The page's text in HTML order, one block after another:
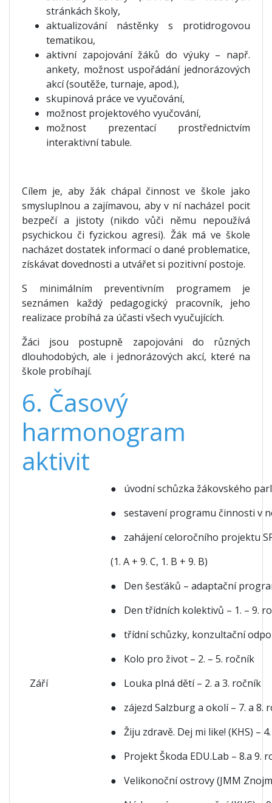
stránkách školy,
aktualizování nástěnky s protidrogovou
tematikou,
aktivní zapojování žáků do výuky – např.
ankety, možnost uspořádání jednorázových
akcí (soutěže, turnaje, apod.),
skupinová práce ve vyučování,
možnost projektového vyučování,
možnost prezentací prostřednictvím
interaktivní tabule.
Cílem je, aby žák chápal činnost ve škole jako
smysluplnou a zajímavou, aby v ní nacházel pocit
bezpečí a jistoty (nikdo vůči němu nepoužívá
psychickou či fyzickou agresi). Žák má ve škole
nacházet dostatek informací o dané problematice,
získávat dovednosti a utvářet si pozitivní postoje.
S minimálním preventivním programem je
seznámen každý pedagogický pracovník, jeho
realizace probíhá za účasti všech vyučujících.
Žáci jsou postupně zapojováni do různých
dlouhodobých, ale i jednorázových akcí, které na
škole probíhají.
6. Časový
harmonogram
aktivit
Září
● úvodní schůzka žákovského
● sestavení programu činnosti v
● zahájení celoročního projektu
(1. A + 9. C, 1. B + 9. B)
● Den šesťáků – adaptační
● Den třídních kolektivů – 1. – 9.
● třídní schůzky, konzultační
● Kolo pro život – 2. – 5. ročník
● Louka plná dětí – 2. a 3. ročník
● zájezd Salzburg a okolí – 7. a 8.
● Žiju zdravě. Dej mi like! (KHS) –
● Projekt Škoda EDU.Lab – 8.a 9.
● Velikonoční ostrovy (JMM